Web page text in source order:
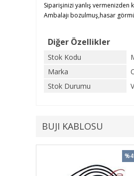
Siparişinizi yanlış
Ambalajı bozulmuş,hasar
Diğer Özellikler
Stok Kodu
Marka
Stok Durumu
BUJI KABLOSU